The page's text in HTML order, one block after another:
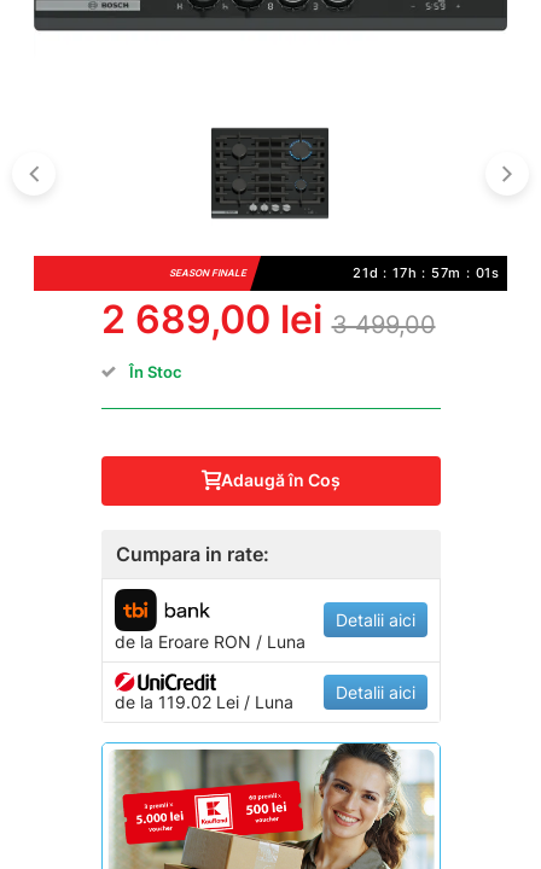
SEASON FINALE 21d : 17h : 57m : 00s
2 689,00 lei 3 499,00
În Stoc
Adaugă în Coş
Cumpara in rate:
de la EroareRON / Luna
Detalii aici
de la 119.02 Lei / Luna Detalii aici